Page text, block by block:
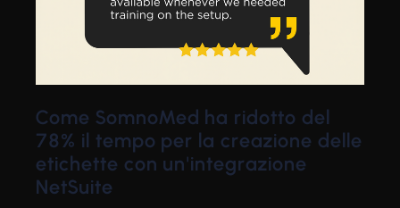
Come SomnoMed ha ridotto del
78% il tempo per la creazione delle
etichette con un'integrazione
NetSuite